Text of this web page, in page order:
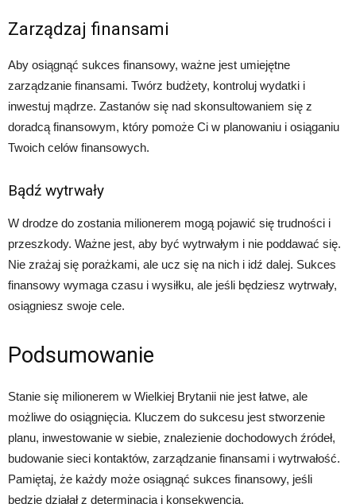
Zarządzaj finansami
Aby osiągnąć sukces finansowy, ważne jest umiejętne
zarządzanie finansami. Twórz budżety, kontroluj wydatki i
inwestuj mądrze. Zastanów się nad skonsultowaniem się z
doradcą finansowym, który pomoże Ci w planowaniu i osiąganiu
Twoich celów finansowych.
Bądź wytrwały
W drodze do zostania milionerem mogą pojawić się trudności i
przeszkody. Ważne jest, aby być wytrwałym i nie poddawać się.
Nie zrażaj się porażkami, ale ucz się na nich i idź dalej. Sukces
finansowy wymaga czasu i wysiłku, ale jeśli będziesz wytrwały,
osiągniesz swoje cele.
Podsumowanie
Stanie się milionerem w Wielkiej Brytanii nie jest łatwe, ale
możliwe do osiągnięcia. Kluczem do sukcesu jest stworzenie
planu, inwestowanie w siebie, znalezienie dochodowych źródeł,
budowanie sieci kontaktów, zarządzanie finansami i wytrwałość.
Pamiętaj, że każdy może osiągnąć sukces finansowy, jeśli
będzie działał z determinacją i konsekwencją.